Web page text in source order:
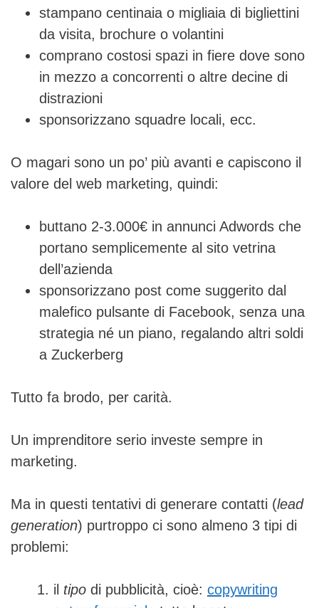
stampano centinaia o migliaia di bigliettini
da visita, brochure o volantini
comprano costosi spazi in fiere dove sono
in mezzo a concorrenti o altre decine di
distrazioni
sponsorizzano squadre locali, ecc.
O magari sono un po’ più avanti e capiscono il
valore del web marketing, quindi:
buttano 2-3.000€ in annunci Adwords che
portano semplicemente al sito vetrina
dell’azienda
sponsorizzano post come suggerito dal
malefico pulsante di Facebook, senza una
strategia né un piano, regalando altri soldi
a Zuckerberg
Tutto fa brodo, per carità.
Un imprenditore serio investe sempre in
marketing.
Ma in questi tentativi di generare contatti (lead
generation) purtroppo ci sono almeno 3 tipi di
problemi:
il tipo di pubblicità, cioè: copywriting